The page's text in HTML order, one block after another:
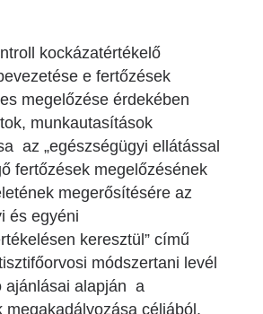
kockázatértékelő
e fertőzések
megelőzése érdekében
munkautasítások
az „egészségügyi ellátással
fertőzések megelőzésének
megerősítésére az
és egyéni
keresztül” című
módszertani levél
ajánlásai alapján a
megakadályozása céljából,